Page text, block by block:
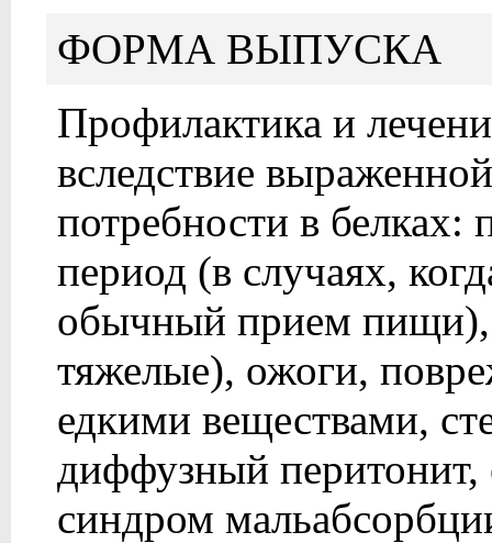
ФОРМА ВЫПУСКА
Профилактика и
вследствие
потребности в
период (в случаях,
обычный прием пищи),
тяжелые), ожоги,
едкими веществами,
диффузный перитонит,
синдром